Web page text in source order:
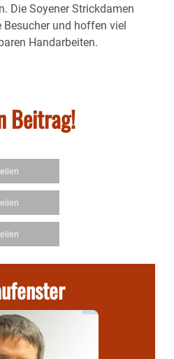
Die Soyener Strickdamen
und hoffen viel
Handarbeiten.
Beitrag!